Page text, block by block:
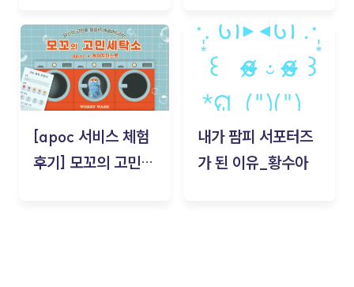
김태현
[apoc 서비스 체험
후기] 모꼬의 고민세
내가 팜피 서포터즈
가 된 이유_황수아